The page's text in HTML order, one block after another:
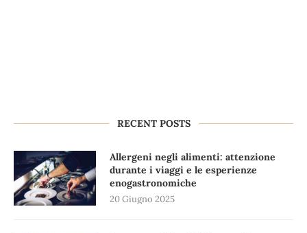
RECENT POSTS
Allergeni negli alimenti: attenzione
durante i viaggi e le esperienze
enogastronomiche
20 Giugno 2025